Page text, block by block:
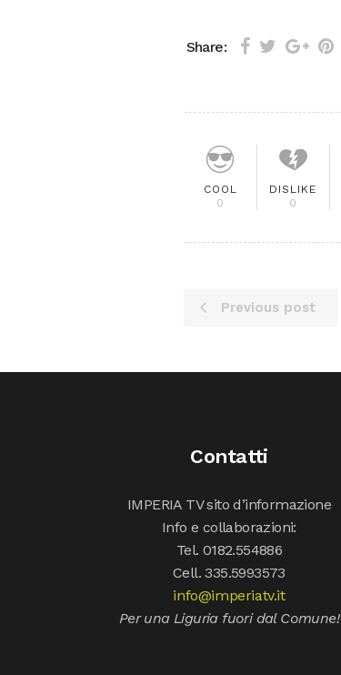
Share:
COOL
0
DISLIKE
0
Previous post
Contatti
IMPERIA TV sito d’informazione
Info e collaborazioni:
Tel. 0182.554886
Cell. 335.5993573
info@imperiatv.it
Per una Liguria fuori dal Comune!